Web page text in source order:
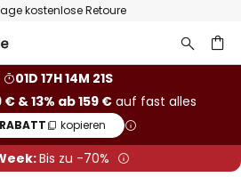
kostenlose Retoure
01D 17H 14M 21S
€ & 13% ab 159 €auf fast alles
RABATT kopieren
Bis zu -70%